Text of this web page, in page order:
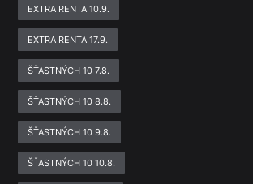
EXTRA RENTA 10.9.
EXTRA RENTA 17.9.
ŠŤASTNÝCH 10 7.8.
ŠŤASTNÝCH 10 8.8.
ŠŤASTNÝCH 10 9.8.
ŠŤASTNÝCH 10 10.8.